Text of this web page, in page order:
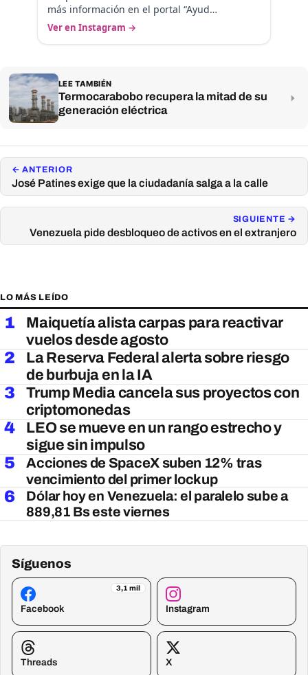
más información en el portal “Ayud…
Ver en Instagram →
LEE TAMBIÉN
Termocarabobo recupera la mitad de su
generación eléctrica
← ANTERIOR
José Patines exige que la ciudadanía salga a la calle
SIGUIENTE →
Venezuela pide desbloqueo de activos en el extranjero
LO MÁS LEÍDO
1
Maiquetía alista carpas para reactivar
vuelos desde agosto
2
La Reserva Federal alerta sobre riesgo
de burbuja en la IA
3
Trump Media cancela sus proyectos con
criptomonedas
4
LEO se mueve en un rango estrecho y
sigue sin impulso
5
Acciones de SpaceX suben 12% tras
vencimiento del primer lockup
6
Dólar hoy en Venezuela: el paralelo sube a
889,81 Bs este viernes
Síguenos
3,1 mil
Facebook Instagram
Threads X